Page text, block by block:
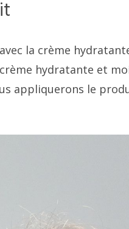
la crème
hydratante et
appliquerons le